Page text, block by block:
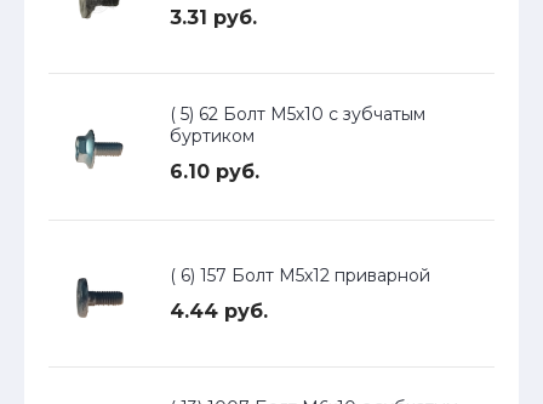
3.31 руб.
( 5) 62 Болт М5х10 с зубчатым
буртиком
6.10 руб.
( 6) 157 Болт М5х12 приварной
4.44 руб.